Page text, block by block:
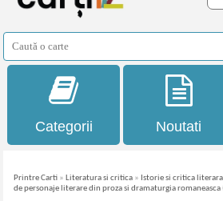
Categorii Noutati
Printre Carti » Literatura si critica » Istorie si critica literara
de personaje literare din proza si dramaturgia